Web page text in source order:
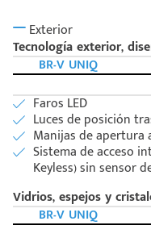
Exterior
Tecnología exterior,
BR-V UNIQ
Faros LED
Luces de posición
Manijas de
Sistema de acceso
Keyless) sin sensor
Vidrios, espejos y
BR-V UNIQ